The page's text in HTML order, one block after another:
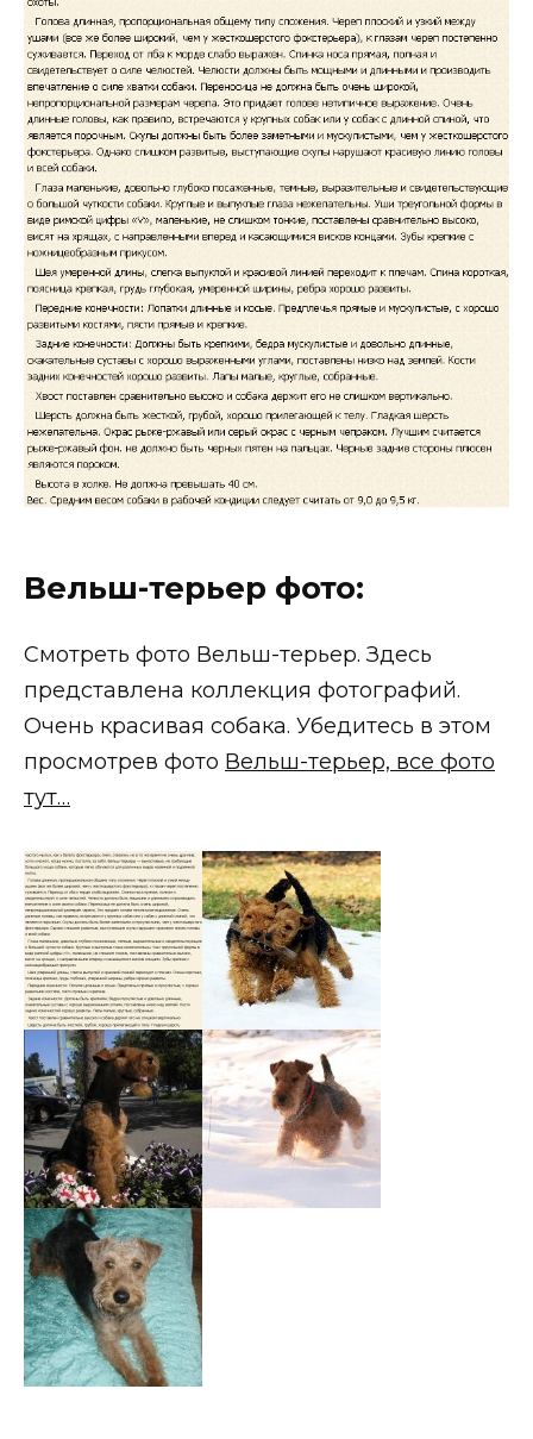
Вельш-терьер фото:
Смотреть фото Вельш-терьер. Здесь
представлена коллекция фотографий.
Очень красивая собака. Убедитесь в этом
просмотрев фото Вельш-терьер, все фото
тут…